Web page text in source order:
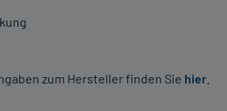
zum Hersteller finden Sie hier